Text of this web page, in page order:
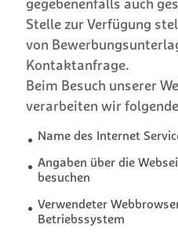
gegebenenfalls auch
Stelle zur Verfügung
von
Kontaktanfrage.
Beim Besuch unserer
verarbeiten wir
Name des Internet
Angaben über die
besuchen
Verwendeter
Betriebssystem